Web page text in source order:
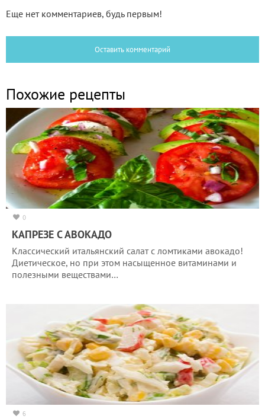
Еще нет комментариев, будь первым!
Оставить комментарий
Похожие рецепты
0
КАПРЕЗЕ С АВОКАДО
Классический итальянский салат с ломтиками авокадо!
Диетическое, но при этом насыщенное витаминами и
полезными веществами…
6